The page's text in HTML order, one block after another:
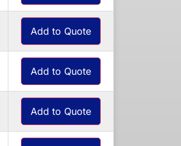
Add to Quote
Add to Quote
Add to Quote